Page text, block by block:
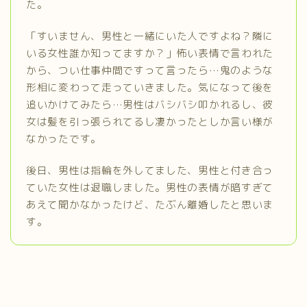
た。
「すいません、男性と一緒にいた人ですよね？隣に
いる女性誰か知ってますか？」怖い表情で言われた
から、つい仕事仲間ですって言ったら…鬼のような
形相に変わって走っていきました。気になって後を
追いかけてみたら…男性はバシバシ叩かれるし、彼
女は髪を引っ張られてるし凄かったとしか言い様が
なかったです。
後日、男性は指輪を外してました、男性と付き合っ
ていた女性は退職しました。男性の表情が暗すぎて
あえて聞かなかったけど、たぶん離婚したと思いま
す。